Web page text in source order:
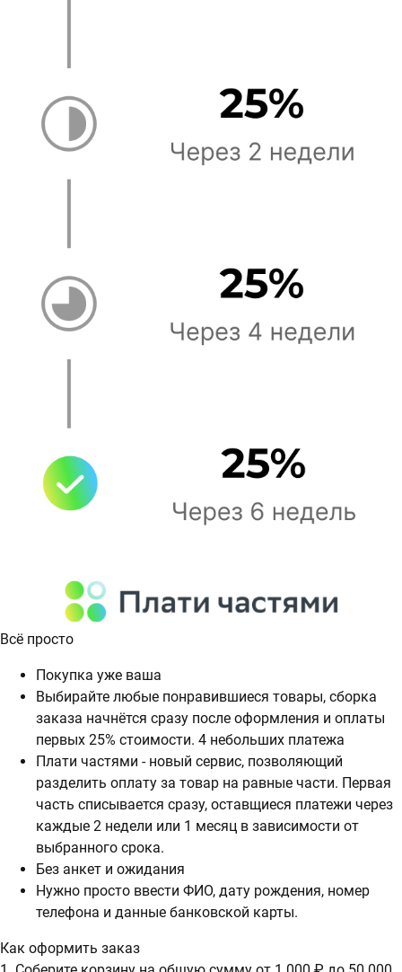
Всё просто
Покупка уже ваша
Выбирайте любые понравившиеся товары, сборка
заказа начнётся сразу после оформления и оплаты
первых 25% стоимости. 4 небольших платежа
Плати частями - новый сервис, позволяющий
разделить оплату за товар на равные части. Первая
часть списывается сразу, оставщиеся платежи через
каждые 2 недели или 1 месяц в зависимости от
выбранного срока.
Без анкет и ожидания
Нужно просто ввести ФИО, дату рождения, номер
телефона и данные банковской карты.
Как оформить заказ